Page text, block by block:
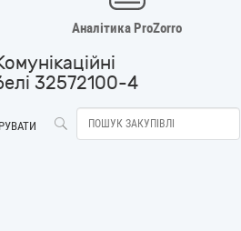
Аналітика ProZorro
32572100-4